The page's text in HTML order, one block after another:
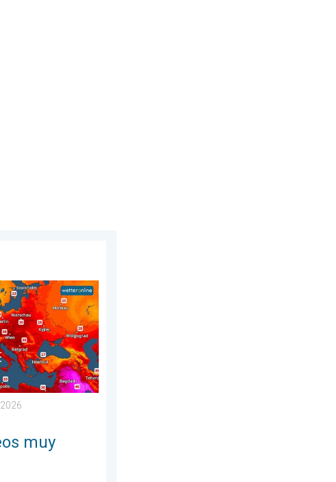
27 de julio de 2026
cálidos. Hasta 30 grados. . . martes, 4 de agosto de 2026
muy